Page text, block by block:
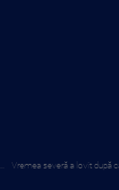
Vremea severă a lovit după